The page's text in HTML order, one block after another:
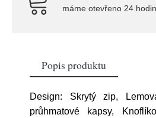
máme otevřeno 24
Popis produktu
Design: Skrytý zip,
průhmatové kapsy,